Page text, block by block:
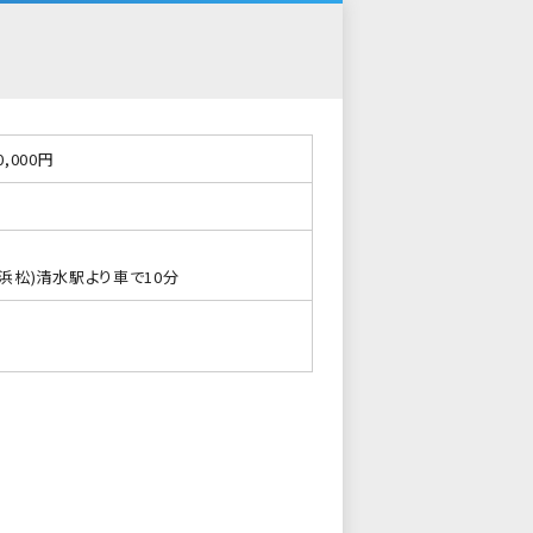
円
松)清水駅より車で10分